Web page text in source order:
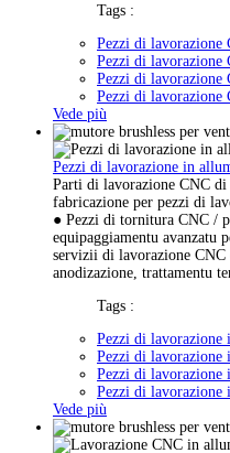
Tags :
Pezzi di lavorazione
Pezzi di lavorazione
Pezzi di lavorazione
Pezzi di lavorazione
Vede più
Pezzi di lavorazione in
Parti di lavorazione CNC di
fabricazione per pezzi di
● Pezzi di tornitura CNC /
equipaggiamentu avanzatu
servizii di lavorazione CNC
anodizazione, trattamentu
Tags :
Pezzi di
Pezzi di
Pezzi di
Pezzi di
Vede più